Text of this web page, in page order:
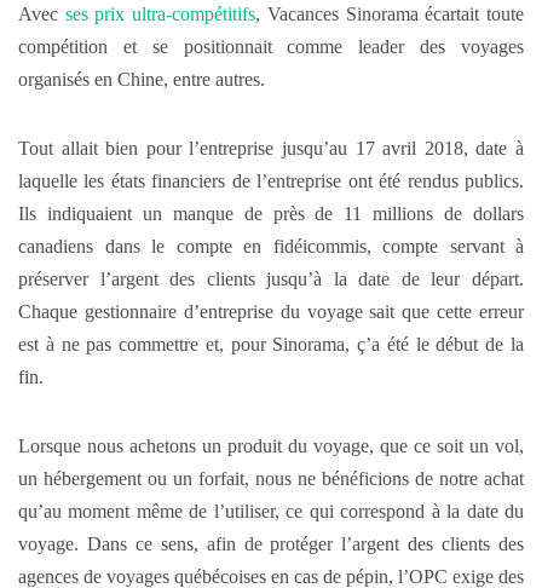
Avec ses prix ultra-compétitifs, Vacances Sinorama écartait toute
compétition et se positionnait comme leader des voyages
organisés en Chine, entre autres.
Tout allait bien pour l’entreprise jusqu’au 17 avril 2018, date à
laquelle les états financiers de l’entreprise ont été rendus publics.
Ils indiquaient un manque de près de 11 millions de dollars
canadiens dans le compte en fidéicommis, compte servant à
préserver l’argent des clients jusqu’à la date de leur départ.
Chaque gestionnaire d’entreprise du voyage sait que cette erreur
est à ne pas commettre et, pour Sinorama, ç’a été le début de la
fin.
Lorsque nous achetons un produit du voyage, que ce soit un vol,
un hébergement ou un forfait, nous ne bénéficions de notre achat
qu’au moment même de l’utiliser, ce qui correspond à la date du
voyage. Dans ce sens, afin de protéger l’argent des clients des
agences de voyages québécoises en cas de pépin, l’OPC exige des